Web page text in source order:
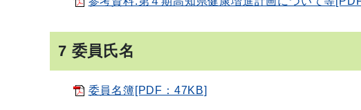
7 委員氏名
委員名簿[PDF：47KB]